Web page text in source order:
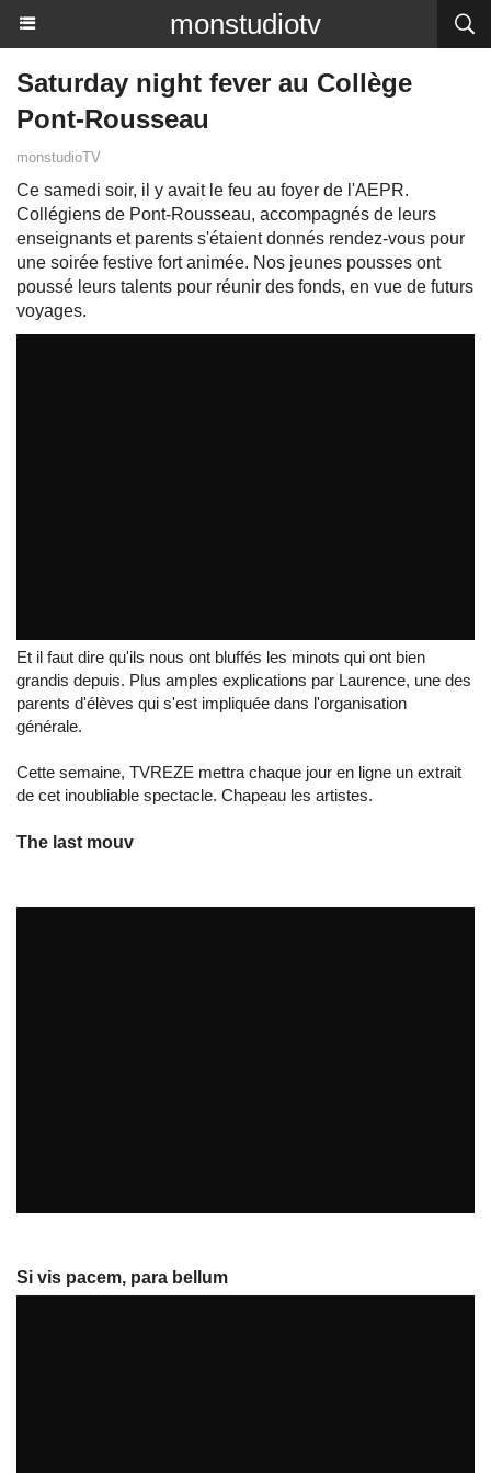
monstudiotv
Saturday night fever au Collège
Pont-Rousseau
monstudioTV
Ce samedi soir, il y avait le feu au foyer de l'AEPR.
Collégiens de Pont-Rousseau, accompagnés de leurs
enseignants et parents s'étaient donnés rendez-vous pour
une soirée festive fort animée. Nos jeunes pousses ont
poussé leurs talents pour réunir des fonds, en vue de futurs
voyages.
Et il faut dire qu'ils nous ont bluffés les minots qui ont bien
grandis depuis. Plus amples explications par Laurence, une des
parents d'élèves qui s'est impliquée dans l'organisation
générale.
Cette semaine, TVREZE mettra chaque jour en ligne un extrait
de cet inoubliable spectacle. Chapeau les artistes.
The last mouv
Si vis pacem, para bellum